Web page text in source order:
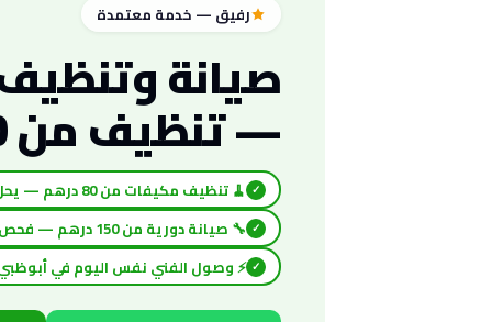
رفيق — خدمة معتمدة
صيانة
— تنظيف من 80 درهم
✓ 🧹 تنظيف مكيفات من 80 درهم — يحل ضعف التبريد والروائح
✓ 🔧 صيانة دورية من 150 درهم — فحص شامل وضمان 6 أشهر
✓ ⚡ وصول الفني نفس اليوم في